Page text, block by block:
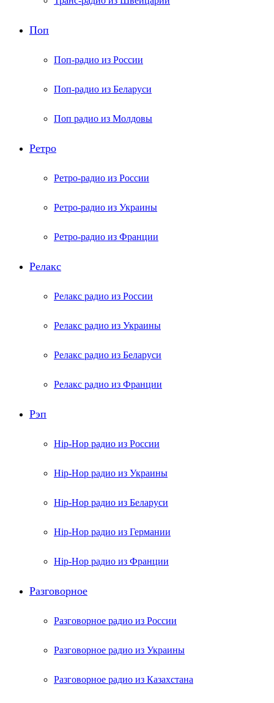
Поп
Поп-радио из России
Поп-радио из Беларуси
Поп радио из Молдовы
Ретро
Ретро-радио из России
Ретро-радио из Украины
Ретро-радио из Франции
Релакс
Релакс радио из России
Релакс радио из Украины
Релакс радио из Беларуси
Релакс радио из Франции
Рэп
Hip-Hop радио из России
Hip-Hop радио из Украины
Hip-Hop радио из Беларуси
Hip-Hop радио из Германии
Hip-Hop радио из Франции
Разговорное
Разговорное радио из России
Разговорное радио из Украины
Разговорное радио из Казахстана